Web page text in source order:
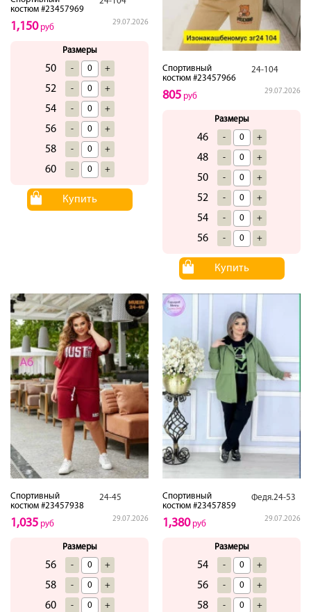
костюм #23457969
29.07.2026
1,150руб
Размеры
50 - +
52 - +
54 - +
56 - +
58 - +
60 - +
Купить
Спортивный
костюм #23457966
24-104
29.07.2026
805 руб
Размеры
46 - +
48 - +
50 - +
52 - +
54 - +
56 - +
Купить
Спортивный
костюм #23457938
24-45
29.07.2026
1,035 руб
Размеры
56 - +
58 - +
60 - +
Спортивный
костюм #23457859
Федя.24-53
29.07.2026
1,380руб
Размеры
54 - +
56 - +
58 - +